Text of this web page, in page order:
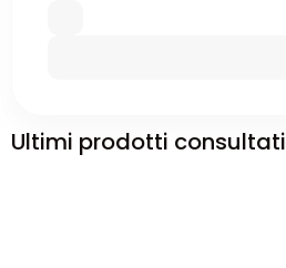
Ultimi prodotti consultati